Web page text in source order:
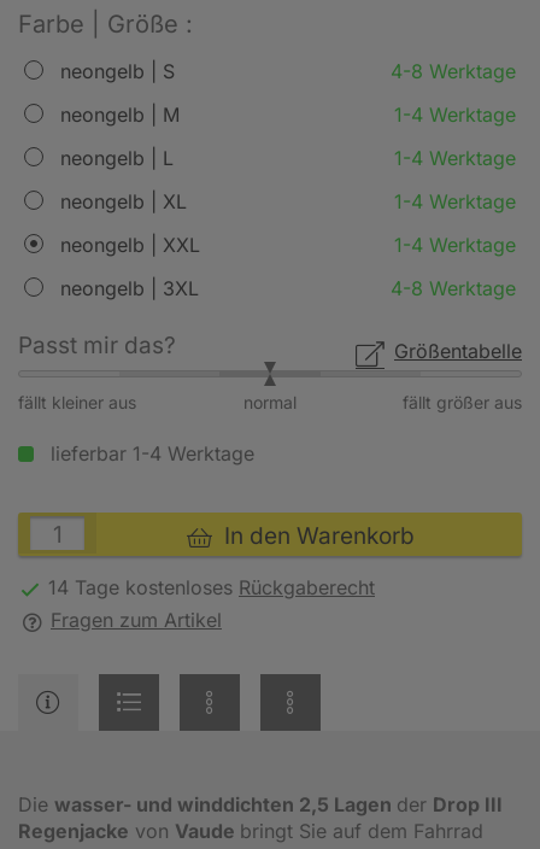
Farbe | Größe :
neongelb | S
4-8 Werktage
neongelb | M
1-4 Werktage
neongelb | L
1-4 Werktage
neongelb | XL
1-4 Werktage
neongelb | XXL
1-4 Werktage
neongelb | 3XL
4-8 Werktage
Größentabelle
Passt mir das?
fällt kleiner aus fällt größer aus
normal
lieferbar 1-4 Werktage
In den Warenkorb
14 Tage kostenloses Rückgaberecht
Fragen zum Artikel
Die wasser- und winddichten 2,5 Lagen der Drop III
Regenjacke von Vaude bringt Sie auf dem Fahrrad